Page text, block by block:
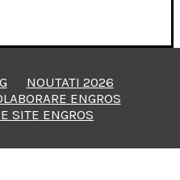
NOUTATI 2026
ENGROS
SITE ENGROS